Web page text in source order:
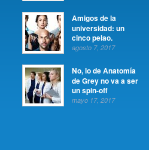
Amigos de la
universidad: un
cinco pelao.
agosto 7, 2017
No, lo de Anatomía
de Grey no va a ser
un spin-off
mayo 17, 2017